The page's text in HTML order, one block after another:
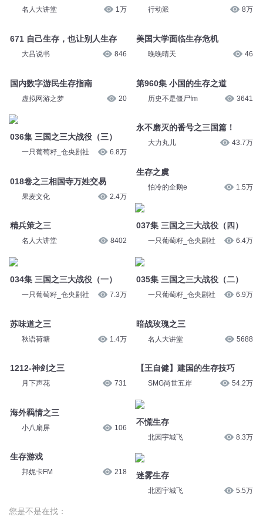
名人大讲堂 1万
671 自己生存，也让别人生存
大吕说书 846
国内数字游民生存指南
虚拟网游之梦 20
036集 三国之三大战役（三）
一只葡萄籽_仓央剧社 6.8万
018卷之三相国寺万姓交易
果麦文化 2.4万
精兵策之三
名人大讲堂 8402
034集 三国之三大战役（一）
一只葡萄籽_仓央剧社 7.3万
苏味道之三
秋语荷塘 1.4万
1212-神剑之三
月下声花 731
海外羁情之三
小八扇屏 106
生存游戏
邦妮卡FM 218
行动派 8万
美国大学面临生存危机
晚晚晴天 46
第960集 小国的生存之道
历史不是僵尸fm 3641
永不磨灭的番号之三国篇！
大力丸儿 43.7万
生存之虞
怕冷的企鹅e 1.5万
037集 三国之三大战役（四）
一只葡萄籽_仓央剧社 6.4万
035集 三国之三大战役（二）
一只葡萄籽_仓央剧社 6.9万
暗战玫瑰之三
名人大讲堂 5688
【王自健】建国的生存技巧
SMG尚世五岸 54.2万
不慌生存
北园宇城飞 8.3万
迷雾生存
北园宇城飞 5.5万
您是不是在找：